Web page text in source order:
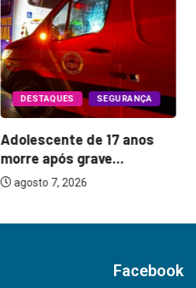
DESTAQUES SEGURANÇA
Adolescente de 17 anos
morre após grave...
agosto 7, 2026
Facebook